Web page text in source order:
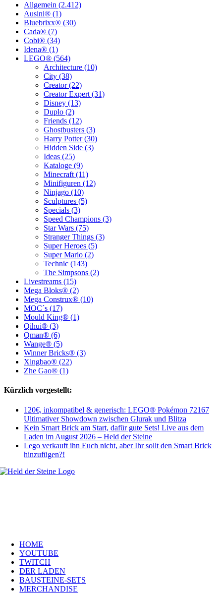
Allgemein (2.412)
Ausini® (1)
Bluebrixx® (30)
Cada® (7)
Cobi® (34)
Idena® (1)
LEGO® (564)
Architecture (10)
City (38)
Creator (22)
Creator Expert (31)
Disney (13)
Duplo (2)
Friends (12)
Ghostbusters (3)
Harry Potter (30)
Hidden Side (3)
Ideas (25)
Kataloge (9)
Minecraft (11)
Minifiguren (12)
Ninjago (10)
Sculptures (5)
Specials (3)
Speed Champions (3)
Star Wars (75)
Stranger Things (3)
Super Heroes (5)
Super Mario (2)
Technic (143)
The Simpsons (2)
Livestreams (15)
Mega Bloks® (2)
Mega Construx® (10)
MOC´s (17)
Mould King® (1)
Qihui® (3)
Qman® (6)
Wange® (5)
Winner Bricks® (3)
Xingbao® (22)
Zhe Gao® (1)
Kürzlich vorgestellt:
120€, inkompatibel & generisch: LEGO® Pokémon 72167
Ultimativer Showdown zwischen Glurak und Blitza
Kein Smart Brick am Start, dafür gute Sets! Live aus dem
Laden im August 2026 – Held der Steine
Lego verkauft ihn Euch nicht, aber Ihr sollt den Smart Brick
hinzufügen?!
HOME
YOUTUBE
TWITCH
DER LADEN
BAUSTEINE-SETS
MERCHANDISE